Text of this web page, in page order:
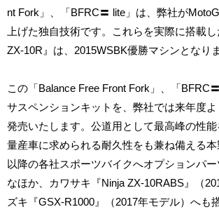
nt Fork」、「BFRC〓 lite」は、弊社が
上げた独自技術です。これらを実際に搭載
ZX-10R』は、2015WSBK優勝マシンとなり
この「Balance Free Front Fork」、「BFRC
サスペンションキットを、弊社では来年度
発売いたします。公道用として最高峰の性
量産車に求められる耐久性をも兼ね備える
以降の各社スポーツバイクへオプションパ
なほか、カワサキ『Ninja ZX-10RABS』（
ズキ『GSX-R1000』（2017年モデル）へも